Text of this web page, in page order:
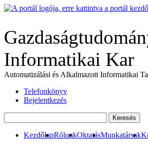
Informatikai Kar
Automatizálási és Alkalmazott Informatikai
Telefonkönyv
Bejelentkezés
KezdőlapRólunkOktatásMunkatársak